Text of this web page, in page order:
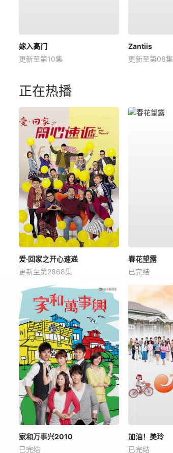
嫁入高门
更新至第10集
Zantiis
更新至第08集
正在热播
爱·回家之开心速递
更新至第2868集
春花望露
已完结
家和万事兴2010
已完结
加油！美玲
已完结